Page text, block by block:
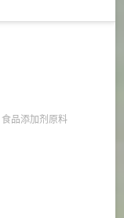
食品添加剂原料